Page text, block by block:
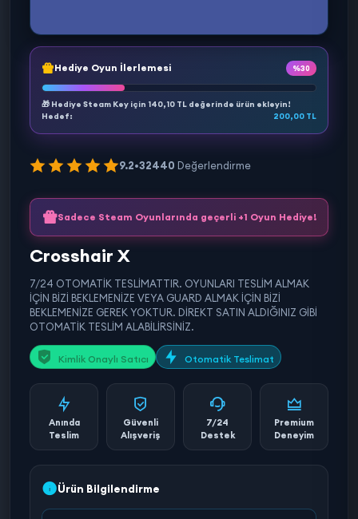
Hediye Oyun İlerlemesi %30
🎁 Hediye Steam Key için 140,10 TL değerinde ürün ekleyin!
Hedef:
200,00 TL
9.2•32440 Değerlendirme
Sadece Steam Oyunlarında geçerli +1 Oyun Hediye!
Crosshair X
7/24 OTOMATİK TESLİMATTIR. OYUNLARI TESLİM ALMAK
İÇİN BİZİ BEKLEMENİZE VEYA GUARD ALMAK İÇİN BİZİ
BEKLEMENİZE GEREK YOKTUR. DİREKT SATIN ALDIĞINIZ GİBİ
OTOMATİK TESLİM ALABİLİRSİNİZ.
Kimlik Onaylı Satıcı Otomatik Teslimat
Anında
Teslim
Güvenli
Alışveriş
7/24
Destek
Premium
Deneyim
Ürün Bilgilendirme